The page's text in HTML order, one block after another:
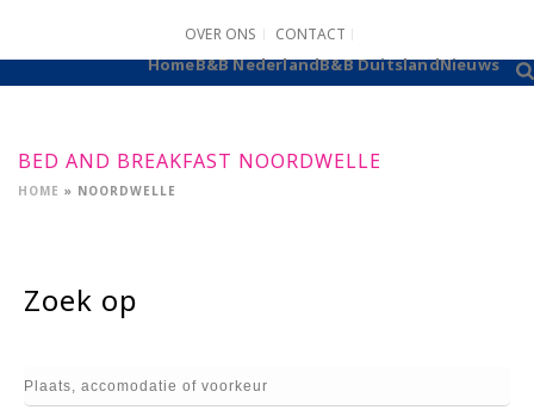
OVER ONS CONTACT
HomeB&B NederlandB&B DuitslandNieuws
BED AND BREAKFAST NOORDWELLE
HOME » NOORDWELLE
Zoek op